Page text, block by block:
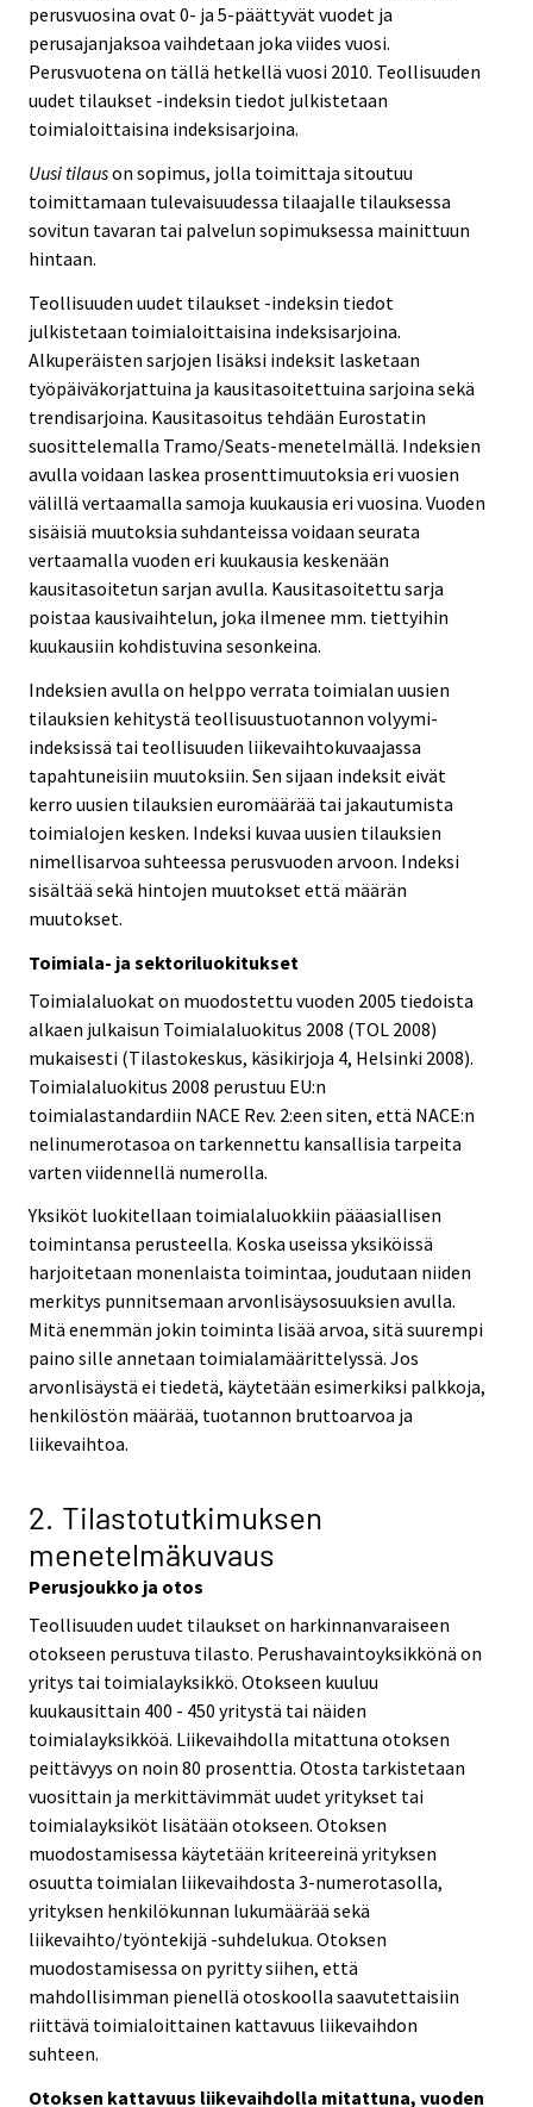
perusvuosina ovat 0- ja 5-päättyvät vuodet ja
perusajanjaksoa vaihdetaan joka viides vuosi.
Perusvuotena on tällä hetkellä vuosi 2010. Teollisuuden
uudet tilaukset -indeksin tiedot julkistetaan
toimialoittaisina indeksisarjoina.
Uusi tilauson sopimus, jolla toimittaja sitoutuu
toimittamaan tulevaisuudessa tilaajalle tilauksessa
sovitun tavaran tai palvelun sopimuksessa mainittuun
hintaan.
Teollisuuden uudet tilaukset -indeksin tiedot
julkistetaan toimialoittaisina indeksisarjoina.
Alkuperäisten sarjojen lisäksi indeksit lasketaan
työpäiväkorjattuina ja kausitasoitettuina sarjoina sekä
trendisarjoina. Kausitasoitus tehdään Eurostatin
suosittelemalla Tramo/Seats-menetelmällä. Indeksien
avulla voidaan laskea prosenttimuutoksia eri vuosien
välillä vertaamalla samoja kuukausia eri vuosina. Vuoden
sisäisiä muutoksia suhdanteissa voidaan seurata
vertaamalla vuoden eri kuukausia keskenään
kausitasoitetun sarjan avulla. Kausitasoitettu sarja
poistaa kausivaihtelun, joka ilmenee mm. tiettyihin
kuukausiin kohdistuvina sesonkeina.
Indeksien avulla on helppo verrata toimialan uusien
tilauksien kehitystä teollisuustuotannon volyymi-
indeksissä tai teollisuuden liikevaihtokuvaajassa
tapahtuneisiin muutoksiin. Sen sijaan indeksit eivät
kerro uusien tilauksien euromäärää tai jakautumista
toimialojen kesken. Indeksi kuvaa uusien tilauksien
nimellisarvoa suhteessa perusvuoden arvoon. Indeksi
sisältää sekä hintojen muutokset että määrän
muutokset.
Toimiala- ja sektoriluokitukset
Toimialaluokat on muodostettu vuoden 2005 tiedoista
alkaen julkaisun Toimialaluokitus 2008 (TOL 2008)
mukaisesti (Tilastokeskus, käsikirjoja 4, Helsinki 2008).
Toimialaluokitus 2008 perustuu EU:n
toimialastandardiin NACE Rev. 2:een siten, että NACE:n
nelinumerotasoa on tarkennettu kansallisia tarpeita
varten viidennellä numerolla.
Yksiköt luokitellaan toimialaluokkiin pääasiallisen
toimintansa perusteella. Koska useissa yksiköissä
harjoitetaan monenlaista toimintaa, joudutaan niiden
merkitys punnitsemaan arvonlisäysosuuksien avulla.
Mitä enemmän jokin toiminta lisää arvoa, sitä suurempi
paino sille annetaan toimialamäärittelyssä. Jos
arvonlisäystä ei tiedetä, käytetään esimerkiksi palkkoja,
henkilöstön määrää, tuotannon bruttoarvoa ja
liikevaihtoa.
2. Tilastotutkimuksen
menetelmäkuvaus
Perusjoukko ja otos
Teollisuuden uudet tilaukset on harkinnanvaraiseen
otokseen perustuva tilasto. Perushavaintoyksikkönä on
yritys tai toimialayksikkö. Otokseen kuuluu
kuukausittain 400 - 450 yritystä tai näiden
toimialayksikköä. Liikevaihdolla mitattuna otoksen
peittävyys on noin 80 prosenttia. Otosta tarkistetaan
vuosittain ja merkittävimmät uudet yritykset tai
toimialayksiköt lisätään otokseen. Otoksen
muodostamisessa käytetään kriteereinä yrityksen
osuutta toimialan liikevaihdosta 3-numerotasolla,
yrityksen henkilökunnan lukumäärää sekä
liikevaihto/työntekijä -suhdelukua. Otoksen
muodostamisessa on pyritty siihen, että
mahdollisimman pienellä otoskoolla saavutettaisiin
riittävä toimialoittainen kattavuus liikevaihdon
suhteen.
Otoksen kattavuus liikevaihdolla mitattuna, vuoden